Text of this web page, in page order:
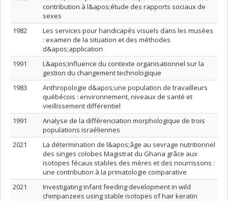
contribution à l&apos;étude des rapports sociaux de
sexes
1982
Les services pour handicapés visuels dans les musées
: examen de la situation et des méthodes
d&apos;application
1991
L&apos;influence du contexte organisationnel sur la
gestion du changement technologique
1983
Anthropologie d&apos;une population de travailleurs
québécois : environnement, niveaux de santé et
vieillissement différentiel
1991
Analyse de la différenciation morphologique de trois
populations israéliennes
2021
La détermination de l&apos;âge au sevrage nutritionnel
des singes colobes Magistrat du Ghana grâce aux
isotopes fécaux stables des mères et des nourrissons :
une contribution à la primatologie comparative
2021
Investigating infant feeding development in wild
chimpanzees using stable isotopes of hair keratin